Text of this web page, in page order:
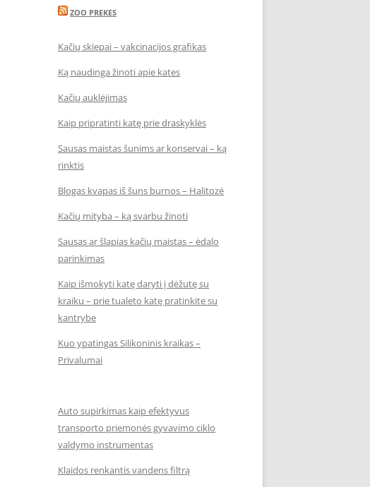
ZOO PREKES
Kačių skiepai – vakcinacijos grafikas
Ką naudinga žinoti apie kates
Kačių auklėjimas
Kaip pripratinti katę prie draskyklės
Sausas maistas šunims ar konservai – ką
rinktis
Blogas kvapas iš šuns burnos – Halitozė
Kačių mityba – ką svarbu žinoti
Sausas ar šlapias kačių maistas – ėdalo
parinkimas
Kaip išmokyti katę daryti į dėžutę su
kraiku – prie tualeto katę pratinkite su
kantrybe
Kuo ypatingas Silikoninis kraikas –
Privalumai
Auto supirkimas kaip efektyvus
transporto priemonės gyvavimo ciklo
valdymo instrumentas
Klaidos renkantis vandens filtrą